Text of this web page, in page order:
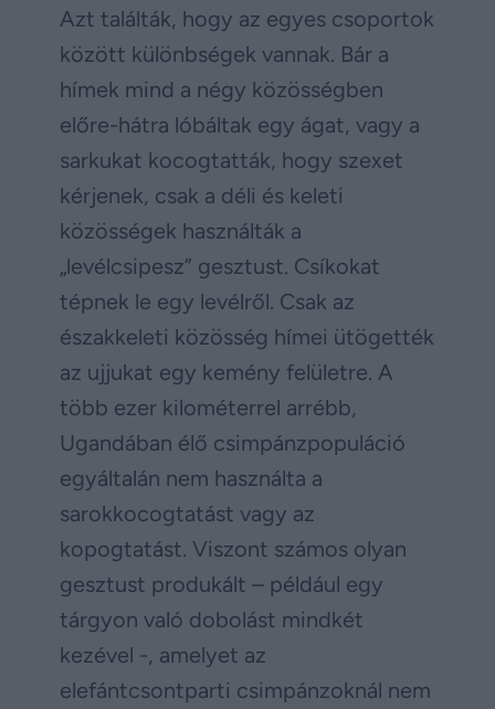
Azt találták, hogy az egyes csoportok
között különbségek vannak. Bár a
hímek mind a négy közösségben
előre-hátra lóbáltak egy ágat, vagy a
sarkukat kocogtatták, hogy szexet
kérjenek, csak a déli és keleti
közösségek használták a
„levélcsipesz” gesztust. Csíkokat
tépnek le egy levélről. Csak az
északkeleti közösség hímei ütögették
az ujjukat egy kemény felületre. A
több ezer kilométerrel arrébb,
Ugandában élő csimpánzpopuláció
egyáltalán nem használta a
sarokkocogtatást vagy az
kopogtatást. Viszont számos olyan
gesztust produkált – például egy
tárgyon való dobolást mindkét
kezével -, amelyet az
elefántcsontparti csimpánzoknál nem